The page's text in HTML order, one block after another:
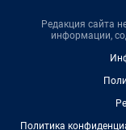
Редакция сайта
информации,
Политика